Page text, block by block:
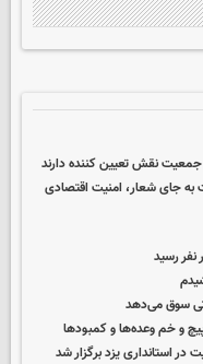
نقش تعیین‌ کننده دارند
به جای شعار، امنیت اقتصادی
سوق می‌دهد
و خم وعده‌ها و کمبودها
استانداری یزد برگزار شد